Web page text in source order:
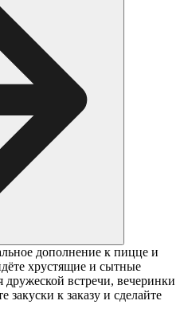
дополнение к пицце и
хрустящие и сытные
дружеской встречи, вечеринки
к заказу и сделайте